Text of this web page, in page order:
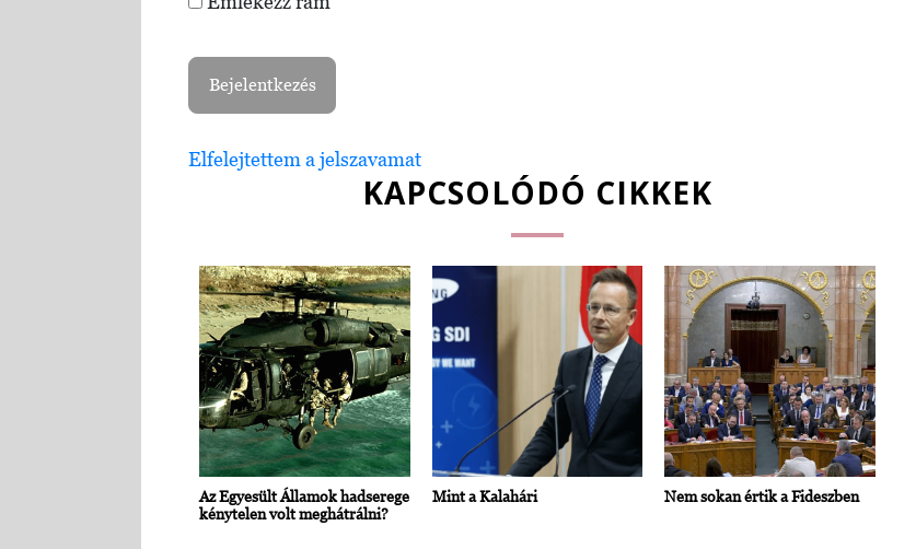
Elfelejtettem a jelszavamat
KAPCSOLÓDÓ CIKKEK
Az Egyesült Államok hadserege
kénytelen volt meghátrálni?
Mint a Kalahári Nem sokan értik a Fideszben